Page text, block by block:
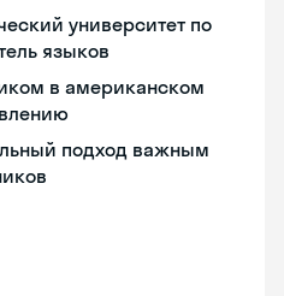
университет по
языков
в американском
подход важным